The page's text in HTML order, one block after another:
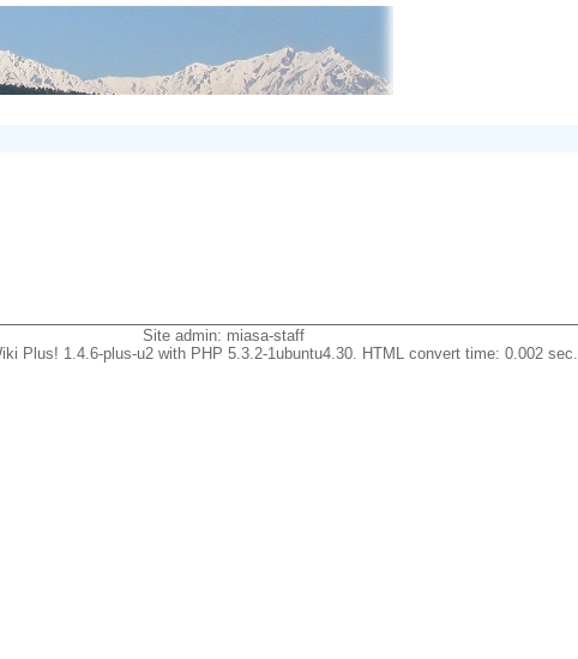
Site admin: miasa-staff
Plus! 1.4.6-plus-u2 with PHP 5.3.2-1ubuntu4.30. HTML convert time: 0.002 sec.